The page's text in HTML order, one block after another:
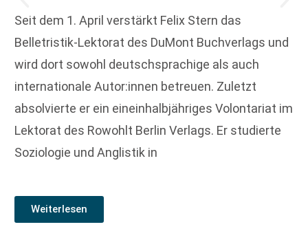
Seit dem 1. April verstärkt Felix Stern das
Belletristik-Lektorat des DuMont Buchverlags und
wird dort sowohl deutschsprachige als auch
internationale Autor:innen betreuen. Zuletzt
absolvierte er ein eineinhalbjähriges Volontariat im
Lektorat des Rowohlt Berlin Verlags. Er studierte
Soziologie und Anglistik in
Weiterlesen